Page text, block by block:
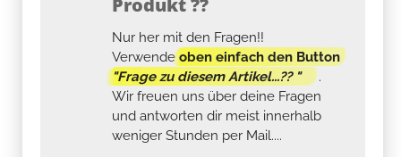
Nur her mit den Fragen!!
Verwendeoben einfach den Button
"Frage zu diesem Artikel...?? "
.
Wir freuen uns über deine Fragen
und antworten dir meist innerhalb
weniger Stunden per Mail....